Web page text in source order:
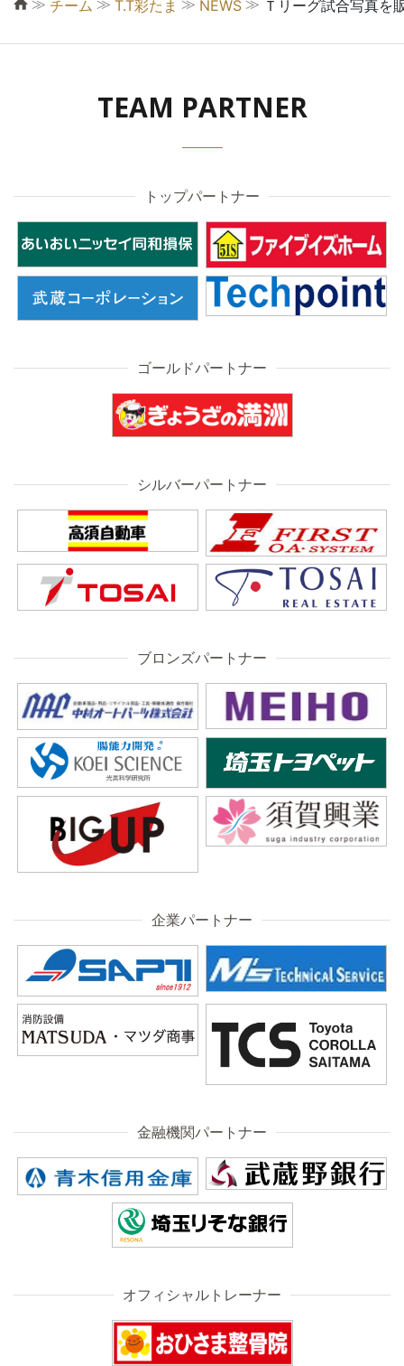
チーム T.T彩たま NEWS Ｔリーグ試合写真を
TEAM PARTNER
トップパートナー
ゴールドパートナー
シルバーパートナー
ブロンズパートナー
企業パートナー
金融機関パートナー
オフィシャルトレーナー